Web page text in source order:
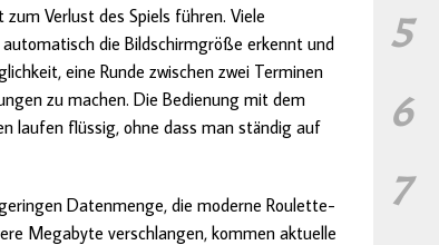
Verlust des Spiels führen. Viele
die Bildschirmgröße erkennt und
eine Runde zwischen zwei Terminen
zu machen. Die Bedienung mit dem
laufen flüssig, ohne dass man ständig auf
Datenmenge, die moderne Roulette-
Megabyte verschlangen, kommen aktuelle
5
6
7